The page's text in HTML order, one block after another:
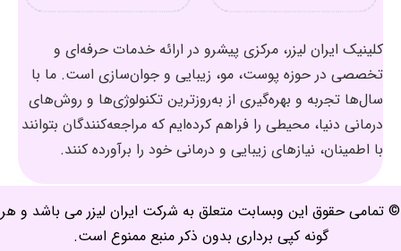
کلینیک ایران لیزر، مرکزی پیشرو در ارائه خدمات حرفه‌ای و
تخصصی در حوزه پوست، مو، زیبایی و جوان‌سازی است. ما با
سال‌ها تجربه و بهره‌گیری از به‌روزترین تکنولوژی‌ها و روش‌های
درمانی دنیا، محیطی را فراهم کرده‌ایم که مراجعه‌کنندگان بتوانند
با اطمینان، نیازهای زیبایی و درمانی خود را برآورده کنند.
© تمامی حقوق این وبسابت متعلق به شرکت ایران لیزر می باشد و هر
گونه کپی برداری بدون ذکر منبع ممنوع است.